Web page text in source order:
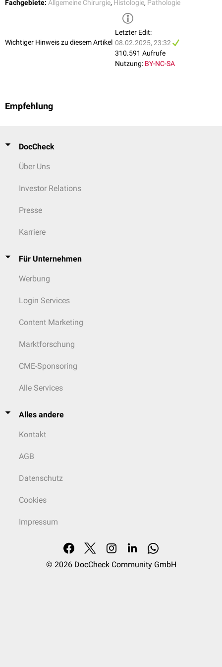
eineKürettageder Wunde mit Ablösung von Fibrinnetzwerken kann die
Epithelialisierung in vielen Fällen optimiert werden.
Fachgebiete: Allgemeine Chirurgie, Histologie, Pathologie
Wichtiger Hinweis zu diesem Artikel
Letzter Edit:
08.02.2025, 23:32
310.591 Aufrufe
Nutzung: BY-NC-SA
Empfehlung
DocCheck
Über Uns
Investor Relations
Presse
Karriere
Für Unternehmen
Werbung
Login Services
Content Marketing
Marktforschung
CME-Sponsoring
Alle Services
Alles andere
Kontakt
AGB
Datenschutz
Cookies
Impressum
© 2026 DocCheck Community GmbH